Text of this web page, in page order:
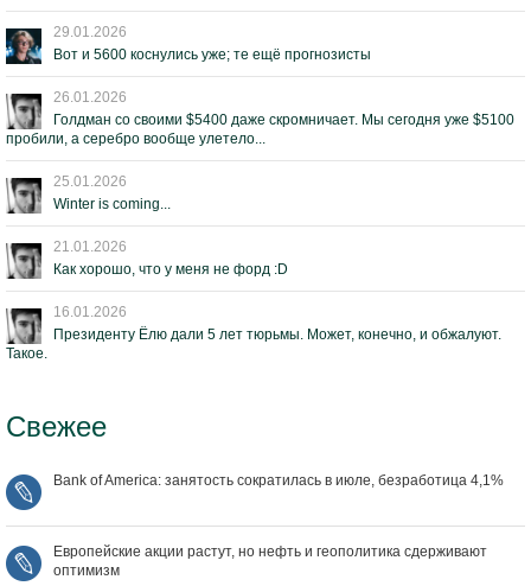
29.01.2026
Вот и 5600 коснулись уже; те ещё прогнозисты
26.01.2026
Голдман со своими $5400 даже скромничает. Мы сегодня уже $5100
пробили, а серебро вообще улетело...
25.01.2026
Winter is coming...
21.01.2026
Как хорошо, что у меня не форд :D
16.01.2026
Президенту Ёлю дали 5 лет тюрьмы. Может, конечно, и обжалуют.
Такое.
Свежее
Bank of America: занятость сократилась в июле, безработица 4,1%
Европейские акции растут, но нефть и геополитика сдерживают
оптимизм